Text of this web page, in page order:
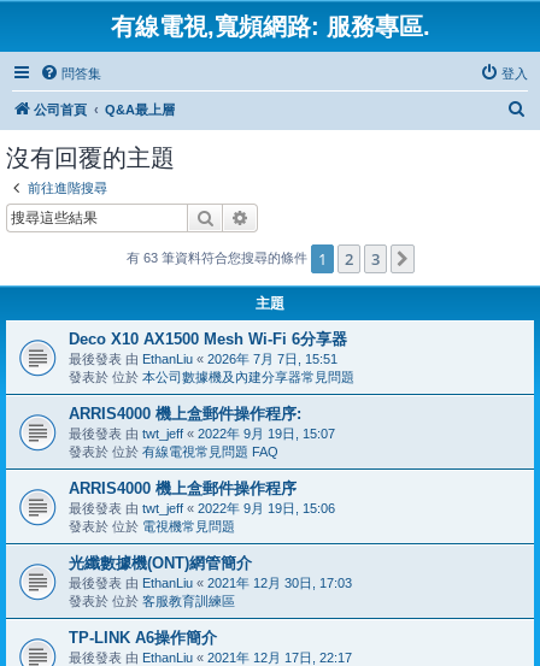
有線電視,寬頻網路: 服務專區.
問答集 登入
公司首頁 Q&A最上層
沒有回覆的主題
前往進階搜尋
搜尋
有 63 筆資料符合您搜尋的條件 1 2 3
主題
Deco X10 AX1500 Mesh Wi-Fi 6分享器
最後發表 由 EthanLiu « 2026年 7月 7日, 15:51
發表於 位於 本公司數據機及內建分享器常見問題
ARRIS4000 機上盒郵件操作程序:
最後發表 由 twt_jeff « 2022年 9月 19日, 15:07
發表於 位於 有線電視常見問題 FAQ
ARRIS4000 機上盒郵件操作程序
最後發表 由 twt_jeff « 2022年 9月 19日, 15:06
發表於 位於 電視機常見問題
光纖數據機(ONT)網管簡介
最後發表 由 EthanLiu « 2021年 12月 30日, 17:03
發表於 位於 客服教育訓練區
TP-LINK A6操作簡介
最後發表 由 EthanLiu « 2021年 12月 17日, 22:17